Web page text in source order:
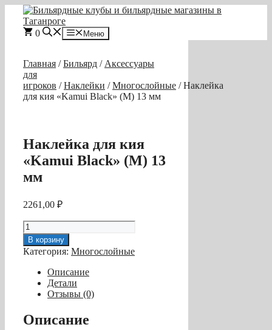
Перейти
содержимому
0 Меню
Главная /Бильярд / Аксессуары
для
игроков /Наклейки /Многослойные / Наклейка
для кия «Kamui Black» (M) 13 мм
Наклейка для кия
«Kamui Black» (M) 13
мм
2261,00 ₽
Количество
товара
Наклейка
для
«Kamui
Black»
13
мм
В корзину
Категория: Многослойные
Описание
Детали
Отзывы (0)
Описание